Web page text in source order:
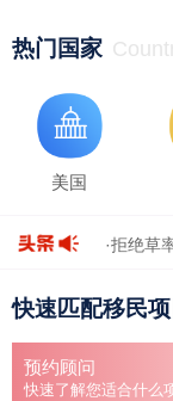
热门国家
美国
·拒绝草
·巴拿马
·继H-
·美国新
快速匹配移民项
预约顾问
快速了解您适合什么